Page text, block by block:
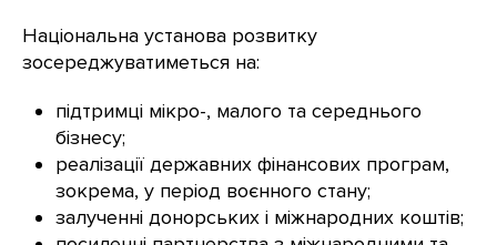
Національна установа розвитку
зосереджуватиметься на:
підтримці мікро-, малого та середнього
бізнесу;
реалізації державних фінансових програм,
зокрема, у період воєнного стану;
залученні донорських і міжнародних коштів;